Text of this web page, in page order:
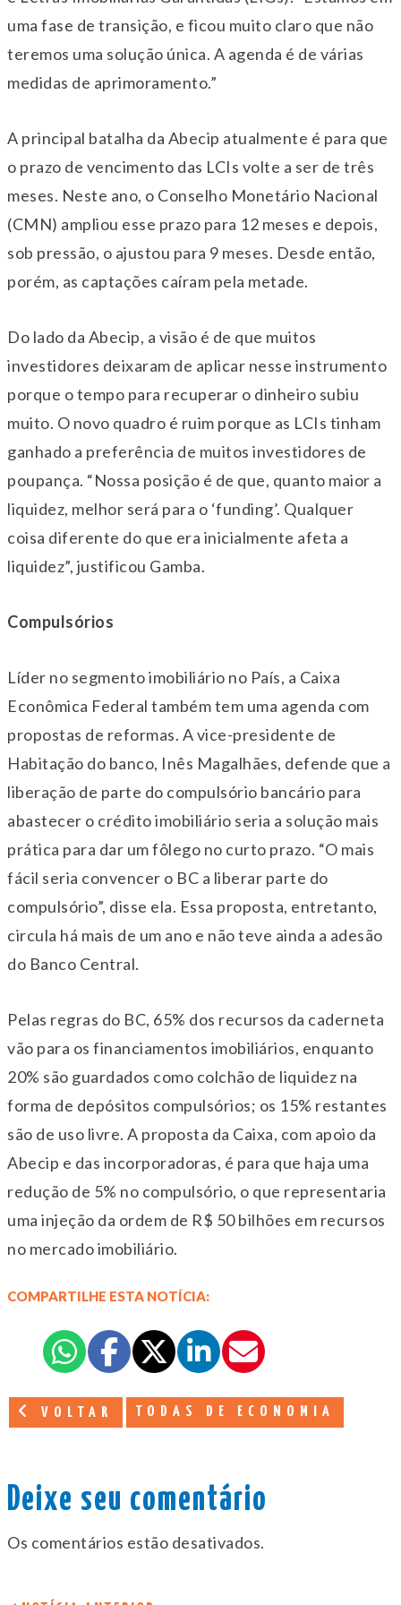
uma fase de transição, e ficou muito claro que não
teremos uma solução única. A agenda é de várias
medidas de aprimoramento.”
A principal batalha da Abecip atualmente é para que
o prazo de vencimento das LCIs volte a ser de três
meses. Neste ano, o Conselho Monetário Nacional
(CMN) ampliou esse prazo para 12 meses e depois,
sob pressão, o ajustou para 9 meses. Desde então,
porém, as captações caíram pela metade.
Do lado da Abecip, a visão é de que muitos
investidores deixaram de aplicar nesse instrumento
porque o tempo para recuperar o dinheiro subiu
muito. O novo quadro é ruim porque as LCIs tinham
ganhado a preferência de muitos investidores de
poupança. “Nossa posição é de que, quanto maior a
liquidez, melhor será para o ‘funding’. Qualquer
coisa diferente do que era inicialmente afeta a
liquidez”, justificou Gamba.
Compulsórios
Líder no segmento imobiliário no País, a Caixa
Econômica Federal também tem uma agenda com
propostas de reformas. A vice-presidente de
Habitação do banco, Inês Magalhães, defende que a
liberação de parte do compulsório bancário para
abastecer o crédito imobiliário seria a solução mais
prática para dar um fôlego no curto prazo. “O mais
fácil seria convencer o BC a liberar parte do
compulsório”, disse ela. Essa proposta, entretanto,
circula há mais de um ano e não teve ainda a adesão
do Banco Central.
Pelas regras do BC, 65% dos recursos da caderneta
vão para os financiamentos imobiliários, enquanto
20% são guardados como colchão de liquidez na
forma de depósitos compulsórios; os 15% restantes
são de uso livre. A proposta da Caixa, com apoio da
Abecip e das incorporadoras, é para que haja uma
redução de 5% no compulsório, o que representaria
uma injeção da ordem de R$ 50 bilhões em recursos
no mercado imobiliário.
COMPARTILHE ESTA NOTÍCIA:
VOLTAR TODAS DE ECONOMIA
Deixe seu comentário
Os comentários estão desativados.